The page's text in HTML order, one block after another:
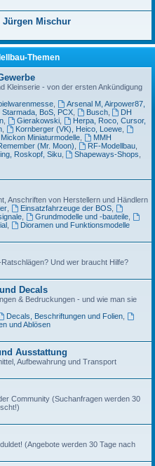
Jürgen Mischur
Themen
Kleinserie - von der ersten Ankündigung
,
Arsenal M, Airpower87,
Starmada, BoS, PCX, Busch,
DH
, Gierakowski,
Herpa, Roco, Cursor,
, Kornberger (VK), Heico, Loewe,
Mickon Miniaturmodelle,
MMH
(Mr. Moon) RF-Modellbau,
Roskopf, Siku, Shapeways-Shops
Anschriften von Herstellern und Händlern
, Einsatzfahrzeuge der BOS,
, Grundmodelle und -bauteile,
,
Dioramen und Funktionsmodelle
Und wer braucht Hilfe?
Decals
& Bedruckungen - und wie man sie
Decals, Beschriftungen und Folien,
und Ablösen
Ausstattung
Aufbewahrung und Transport
Community (Suchanfragen werden 30
(Angebote werden 30 Tage nach